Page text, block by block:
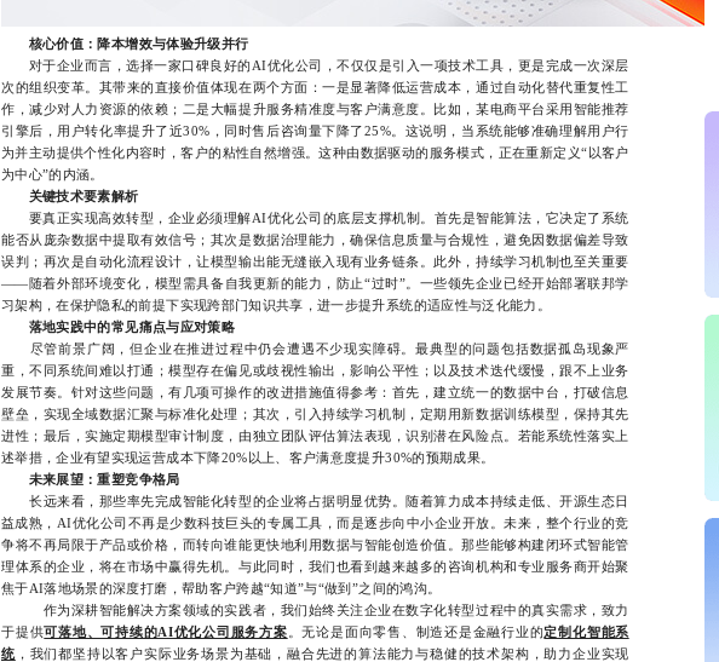
核心价值：降本增效与体验升级并行
对于企业而言，选择一家口碑良好的AI优化公司，不仅仅是引入一项技术工具，更是完成一次深层
次的组织变革。其带来的直接价值体现在两个方面：一是显著降低运营成本，通过自动化替代重复性工
作，减少对人力资源的依赖；二是大幅提升服务精准度与客户满意度。比如，某电商平台采用智能推荐
引擎后，用户转化率提升了近30%，同时售后咨询量下降了25%。这说明，当系统能够准确理解用户行
为并主动提供个性化内容时，客户的粘性自然增强。这种由数据驱动的服务模式，正在重新定义“以客户
为中心”的内涵。
关键技术要素解析
要真正实现高效转型，企业必须理解AI优化公司的底层支撑机制。首先是智能算法，它决定了系统
能否从庞杂数据中提取有效信号；其次是数据治理能力，确保信息质量与合规性，避免因数据偏差导致
误判；再次是自动化流程设计，让模型输出能无缝嵌入现有业务链条。此外，持续学习机制也至关重要
——随着外部环境变化，模型需具备自我更新的能力，防止“过时”。一些领先企业已经开始部署联邦学
习架构，在保护隐私的前提下实现跨部门知识共享，进一步提升系统的适应性与泛化能力。
落地实践中的常见痛点与应对策略
尽管前景广阔，但企业在推进过程中仍会遭遇不少现实障碍。最典型的问题包括数据孤岛现象严
重，不同系统间难以打通；模型存在偏见或歧视性输出，影响公平性；以及技术迭代缓慢，跟不上业务
发展节奏。针对这些问题，有几项可操作的改进措施值得参考：首先，建立统一的数据中台，打破信息
壁垒，实现全域数据汇聚与标准化处理；其次，引入持续学习机制，定期用新数据训练模型，保持其先
进性；最后，实施定期模型审计制度，由独立团队评估算法表现，识别潜在风险点。若能系统性落实上
述举措，企业有望实现运营成本下降20%以上、客户满意度提升30%的预期成果。
未来展望：重塑竞争格局
长远来看，那些率先完成智能化转型的企业将占据明显优势。随着算力成本持续走低、开源生态日
益成熟，AI优化公司不再是少数科技巨头的专属工具，而是逐步向中小企业开放。未来，整个行业的竞
争将不再局限于产品或价格，而转向谁能更快地利用数据与智能创造价值。那些能够构建闭环式智能管
理体系的企业，将在市场中赢得先机。与此同时，我们也看到越来越多的咨询机构和专业服务商开始聚
焦于AI落地场景的深度打磨，帮助客户跨越“知道”与“做到”之间的鸿沟。
作为深耕智能解决方案领域的实践者，我们始终关注企业在数字化转型过程中的真实需求，致力
于提供可落地、可持续的AI优化公司服务方案 。无论是面向零售、制造还是金融行业的定制化智能系
统 ，我们都坚持以客户实际业务场景为基础，融合先进的算法能力与稳健的技术架构，助力企业实现